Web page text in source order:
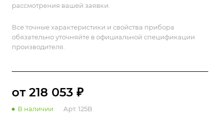
рассмотрения вашей заявки.
Все точные характеристики и свойства прибора
обязательно уточняйте в официальной спецификации
производителя.
от 218 053 ₽
В наличии Арт. 125B